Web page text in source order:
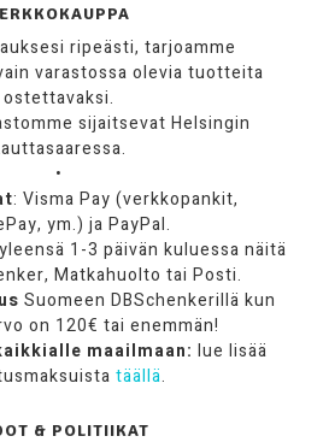
ripeästi, tarjoamme
varastossa olevia tuotteita
ostettavaksi.
sijaitsevat Helsingin
•
: Visma Pay (verkkopankit,
ym.) ja PayPal.
yleensä 1-3 päivän kuluessa näitä
Matkahuolto tai Posti.
Suomeen DBSchenkerillä kun
on 120€ tai enemmän!
maailmaan: lue lisää
täällä.
& POLITIIKAT